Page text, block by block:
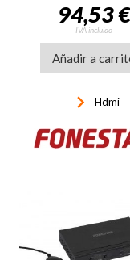
94,53 €
IVA incluido
Añadir a
keyboard_arrow_right Hdmi